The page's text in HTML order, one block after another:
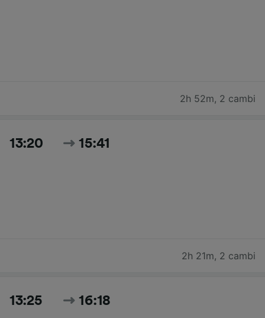
2h 52m, 2 cambi
13:20 15:41
2h 21m, 2 cambi
13:25 16:18